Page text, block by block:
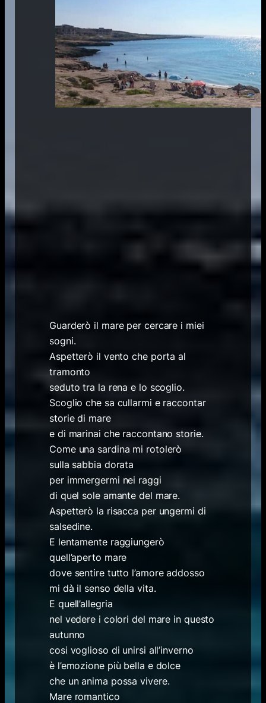
Guarderò il mare per cercare i miei
sogni.
Aspetterò il vento che porta al
tramonto
seduto tra la rena e lo scoglio.
Scoglio che sa cullarmi e raccontar
storie di mare
e di marinai che raccontano storie.
Come una sardina mi rotolerò
sulla sabbia dorata
per immergermi nei raggi
di quel sole amante del mare.
Aspetterò la risacca per ungermi di
salsedine.
E lentamente raggiungerò
quell’aperto mare
dove sentire tutto l’amore addosso
mi dà il senso della vita.
E quell’allegria
nel vedere i colori del mare in questo
autunno
cosi voglioso di unirsi all’inverno
è l’emozione più bella e dolce
che un anima possa vivere.
Mare romantico